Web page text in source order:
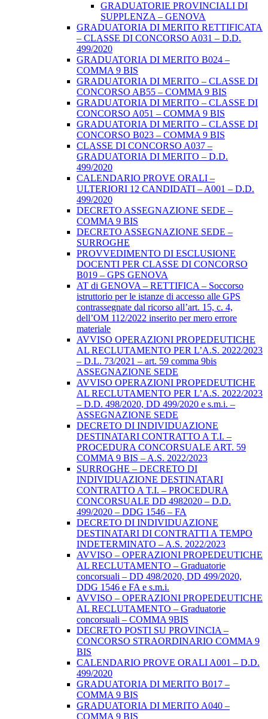
GRADUATORIE PROVINCIALI DI
SUPPLENZA – GENOVA
GRADUATORIA DI MERITO RETTIFICATA
– CLASSE DI CONCORSO A031 – D.D.
499/2020
GRADUATORIA DI MERITO B024 –
COMMA 9 BIS
GRADUATORIA DI MERITO – CLASSE DI
CONCORSO AB55 – COMMA 9 BIS
GRADUATORIA DI MERITO – CLASSE DI
CONCORSO A051 – COMMA 9 BIS
GRADUATORIA DI MERITO – CLASSE DI
CONCORSO B023 – COMMA 9 BIS
CLASSE DI CONCORSO A037 –
GRADUATORIA DI MERITO – D.D.
499/2020
CALENDARIO PROVE ORALI –
ULTERIORI 12 CANDIDATI – A001 – D.D.
499/2020
DECRETO ASSEGNAZIONE SEDE –
COMMA 9 BIS
DECRETO ASSEGNAZIONE SEDE –
SURROGHE
PROVVEDIMENTO DI ESCLUSIONE
DOCENTI PER CLASSE DI CONCORSO
B019 – GPS GENOVA
AT di GENOVA – RETTIFICA – Soccorso
istruttorio per le istanze di accesso alle GPS
contrassegnate dal ricorso all’art. 15, c. 4,
dell’OM 112/2022 inserito per mero errore
materiale
AVVISO OPERAZIONI PROPEDEUTICHE
AL RECLUTAMENTO PER L’A.S. 2022/2023
– D.L. 73/2021 – art. 59 comma 9bis
ASSEGNAZIONE SEDE
AVVISO OPERAZIONI PROPEDEUTICHE
AL RECLUTAMENTO PER L’A.S. 2022/2023
– D.D. 498/2020, DD 499/2020 e s.m.i. –
ASSEGNAZIONE SEDE
DECRETO DI INDIVIDUAZIONE
DESTINATARI CONTRATTO A T.I. –
PROCEDURA CONCORSUALE ART. 59
COMMA 9 BIS – A.S. 2022/2023
SURROGHE – DECRETO DI
INDIVIDUAZIONE DESTINATARI
CONTRATTO A T.I. – PROCEDURA
CONCORSUALE DD 4982020 – D.D.
499/2020 – DDG 1546 – FA
DECRETO DI INDIVIDUAZIONE
DESTINATARI DI CONTRATTI A TEMPO
INDETERMINATO – A.S. 2022/2023
AVVISO – OPERAZIONI PROPEDEUTICHE
AL RECLUTAMENTO – Graduatorie
concorsuali – DD 498/2020, DD 499/2020,
DDG 1546 e FA e s.m.i.
AVVISO – OPERAZIONI PROPEDEUTICHE
AL RECLUTAMENTO – Graduatorie
concorsuali – COMMA 9BIS
DECRETO POSTI SU PROVINCIA –
CONCORSO STRAORDINARIO COMMA 9
BIS
CALENDARIO PROVE ORALI A001 – D.D.
499/2020
GRADUATORIA DI MERITO B017 –
COMMA 9 BIS
GRADUATORIA DI MERITO A040 –
COMMA 9 BIS